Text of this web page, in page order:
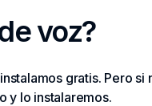
voz?
gratis. Pero si
y lo instalaremos.